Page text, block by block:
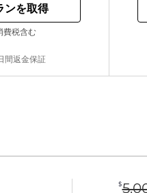
ンを取得
間返金保証
費税含む
$